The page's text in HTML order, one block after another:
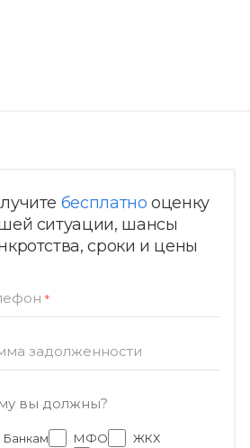
бесплатно оценку
ситуации, шансы
сроки и цены
*
задолженности
вы должны?
Банкам МФО
ЖКХ